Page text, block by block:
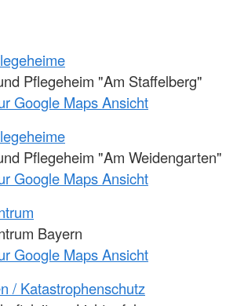
Pflegeheim "Am Staffelberg"
Google Maps Ansicht
Pflegeheim "Am Weidengarten"
Google Maps Ansicht
Bayern
Google Maps Ansicht
/ Katastrophenschutz